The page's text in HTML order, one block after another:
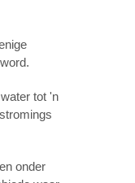
tot 'n
onder